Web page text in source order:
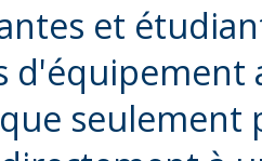
et
d'équipement
seulement